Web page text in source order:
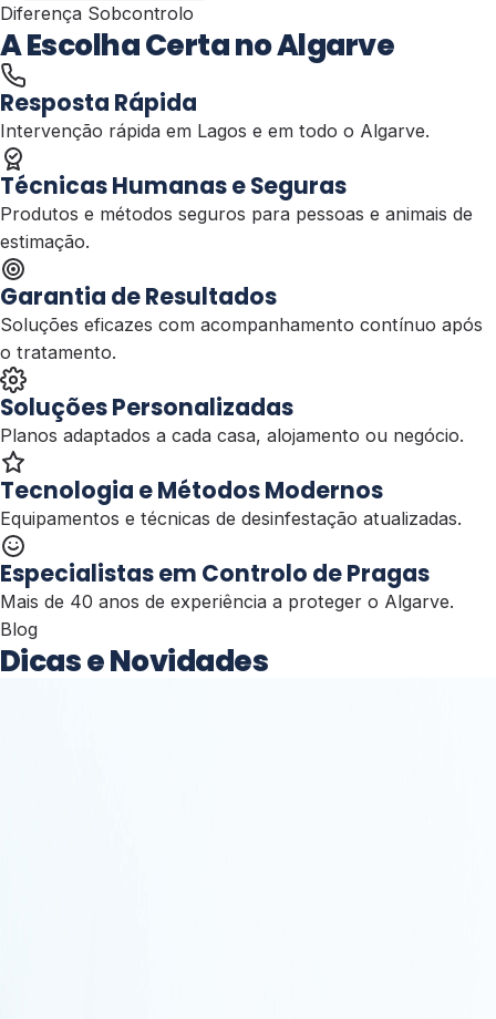
Diferença Sobcontrolo
A Escolha Certa no Algarve
Resposta Rápida
Intervenção rápida em Lagos e em todo o Algarve.
Técnicas Humanas e Seguras
Produtos e métodos seguros para pessoas e animais de
estimação.
Garantia de Resultados
Soluções eficazes com acompanhamento contínuo após
o tratamento.
Soluções Personalizadas
Planos adaptados a cada casa, alojamento ou negócio.
Tecnologia e Métodos Modernos
Equipamentos e técnicas de desinfestação atualizadas.
Especialistas em Controlo de Pragas
Mais de 40 anos de experiência a proteger o Algarve.
Blog
Dicas e Novidades